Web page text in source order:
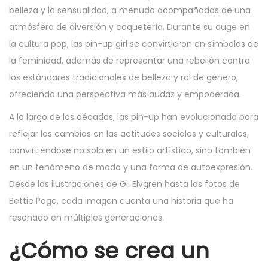
belleza y la sensualidad, a menudo acompañadas de una
atmósfera de diversión y coquetería. Durante su auge en
la cultura pop, las pin-up girl se convirtieron en símbolos de
la feminidad, además de representar una rebelión contra
los estándares tradicionales de belleza y rol de género,
ofreciendo una perspectiva más audaz y empoderada.
A lo largo de las décadas, las pin-up han evolucionado para
reflejar los cambios en las actitudes sociales y culturales,
convirtiéndose no solo en un estilo artístico, sino también
en un fenómeno de moda y una forma de autoexpresión.
Desde las ilustraciones de Gil Elvgren hasta las fotos de
Bettie Page, cada imagen cuenta una historia que ha
resonado en múltiples generaciones.
¿Cómo se crea un